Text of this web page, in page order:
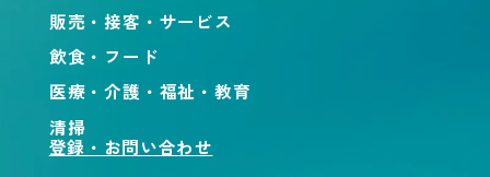
販売・接客・サービス
飲食・フード
医療・介護・福祉・教育
清掃
登録・お問い合わせ